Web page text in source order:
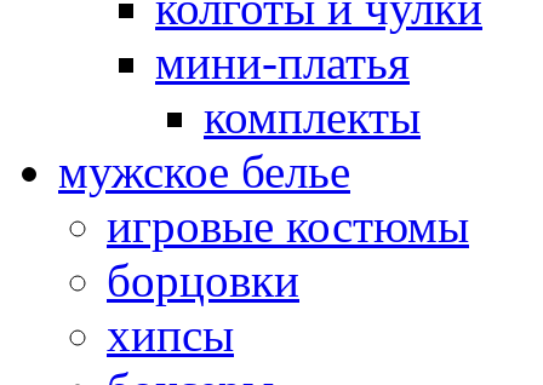
мини-платья
комплекты
мужское белье
игровые костюмы
борцовки
хипсы